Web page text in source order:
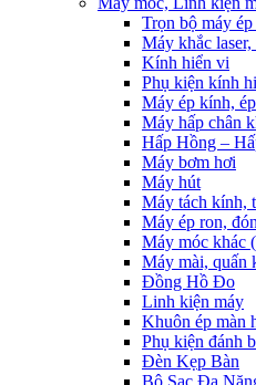
Trọn bộ máy
Máy khắc
Kính hiển vi
Phụ kiện kính
Máy ép kính,
Máy hấp chân
Hấp Hồng –
Máy bơm hơi
Máy hút
Máy tách kính,
Máy ép ron,
Máy móc khác
Máy mài, quấn
Đồng Hồ Đo
Linh kiện máy
Khuôn ép màn
Phụ kiện đánh
Đèn Kẹp Bàn